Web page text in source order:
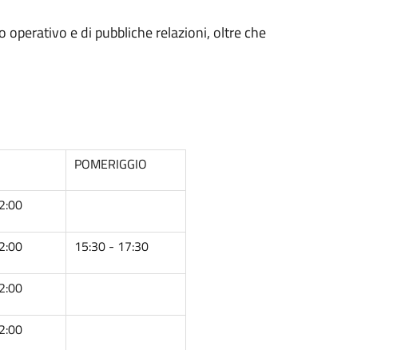
e di pubbliche relazioni, oltre che
POMERIGGIO
15:30 - 17:30